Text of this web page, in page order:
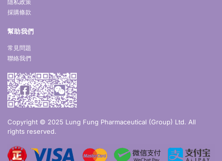
隱私政策
採購條款
幫助我們
常見問題
聯絡我們
Copyright © 2025 Lung Fung Pharmaceutical (Group) Ltd. All
rights reserved.